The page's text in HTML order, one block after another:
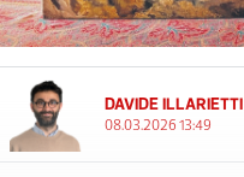
DAVIDE ILLARIETTI
08.03.2026 13:49